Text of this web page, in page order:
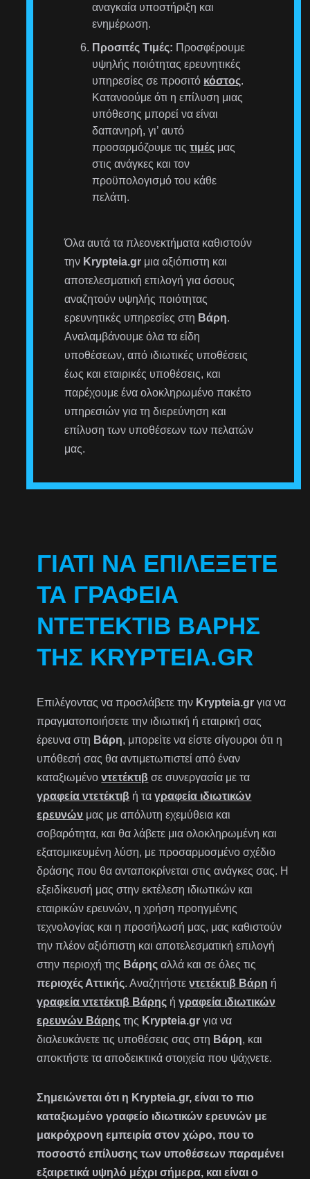
αναγκαία υποστήριξη και
ενημέρωση.
Προσιτές Τιμές: Προσφέρουμε
υψηλής ποιότητας ερευνητικές
υπηρεσίες σε προσιτό κόστος.
Κατανοούμε ότι η επίλυση μιας
υπόθεσης μπορεί να είναι
δαπανηρή, γι’ αυτό
προσαρμόζουμε τιςτιμές μας
στις ανάγκες και τον
προϋπολογισμό του κάθε
πελάτη.
Όλα αυτά τα πλεονεκτήματα καθιστούν
την Krypteia.gr μια αξιόπιστη και
αποτελεσματική επιλογή για όσους
αναζητούν υψηλής ποιότητας
ερευνητικές υπηρεσίες στη Βάρη.
Αναλαμβάνουμε όλα τα είδη
υποθέσεων, από ιδιωτικές υποθέσεις
έως και εταιρικές υποθέσεις, και
παρέχουμε ένα ολοκληρωμένο πακέτο
υπηρεσιών για τη διερεύνηση και
επίλυση των υποθέσεων των πελατών
μας.
ΓΙΑΤΊ ΝΑ ΕΠΙΛΈΞΕΤΕ
ΤΑ ΓΡΑΦΕΊΑ
ΝΤΕΤΈΚΤΙΒ ΒΆΡΗΣ
ΤΗΣ KRYPTEIA.GR
Επιλέγοντας να προσλάβετε την Krypteia.gr για να
πραγματοποιήσετε την ιδιωτική ή εταιρική σας
έρευνα στη Βάρη, μπορείτε να είστε σίγουροι ότι η
υπόθεσή σας θα αντιμετωπιστεί από έναν
καταξιωμένοντετέκτιβ σε συνεργασία με τα
γραφεία ντετέκτιβ ή ταγραφεία ιδιωτικών
ερευνών μας με απόλυτη εχεμύθεια και
σοβαρότητα, και θα λάβετε μια ολοκληρωμένη και
εξατομικευμένη λύση, με προσαρμοσμένο σχέδιο
δράσης που θα ανταποκρίνεται στις ανάγκες σας. Η
εξειδίκευσή μας στην εκτέλεση ιδιωτικών και
εταιρικών ερευνών, η χρήση προηγμένης
τεχνολογίας και η προσήλωσή μας, μας καθιστούν
την πλέον αξιόπιστη και αποτελεσματική επιλογή
στην περιοχή της Βάρης αλλά και σε όλες τις
περιοχές Αττικής. Αναζητήστεντετέκτιβ Βάρη ή
γραφεία ντετέκτιβ Βάρης ήγραφεία ιδιωτικών
ερευνών Βάρης της Krypteia.gr για να
διαλευκάνετε τις υποθέσεις σας στη Βάρη, και
αποκτήστε τα αποδεικτικά στοιχεία που ψάχνετε.
Σημειώνεται ότι η Krypteia.gr, είναι το πιο
καταξιωμένο γραφείο ιδιωτικών ερευνών με
μακρόχρονη εμπειρία στον χώρο, που το
ποσοστό επίλυσης των υποθέσεων παραμένει
εξαιρετικά υψηλό μέχρι σήμερα, και είναι ο